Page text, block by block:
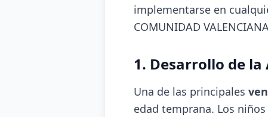
implementarse en
COMUNIDAD
1. Desarrollo de
Una de las principales
edad temprana. Los